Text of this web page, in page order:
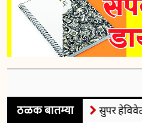
ठळक बातम्यासुपर हेविवेट